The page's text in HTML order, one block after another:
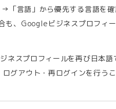
「言語」から優先する言語を
も、Googleビジネスプロフィ
スプロフィールを再び日本語
グアウト・再ログインを行う